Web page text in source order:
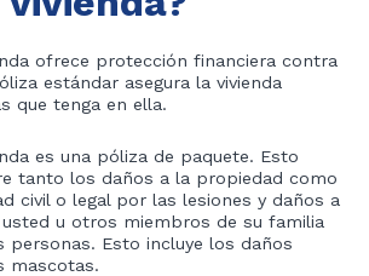
ofrece protección financiera contra
estándar asegura la vivienda
que tenga en ella.
es una póliza de paquete. Esto
tanto los daños a la propiedad como
civil o legal por las lesiones y daños a
u otros miembros de su familia
personas. Esto incluye los daños
mascotas.